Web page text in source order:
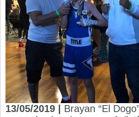
13/05/2019 | Brayan “El